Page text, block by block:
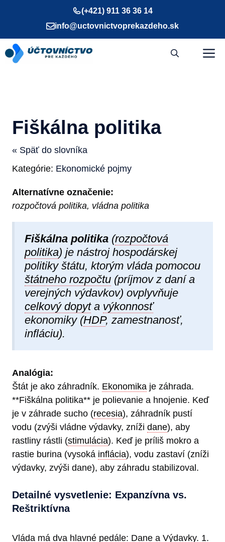
(+421) 911 36 36 14
info@uctovnictvoprekazdeho.sk
Fiškálna politika
« Späť do slovníka
Kategórie: Ekonomické pojmy
Alternatívne označenie:
rozpočtová politika, vládna politika
Fiškálna politika (rozpočtová
politika) je nástroj hospodárskej
politiky štátu, ktorým vláda pomocou
štátneho rozpočtu (príjmov z daní a
verejných výdavkov) ovplyvňuje
celkový dopyta výkonnosť
ekonomiky (HDP, zamestnanosť,
infláciu).
Analógia:
Štát je ako záhradník. Ekonomika je záhrada.
**Fiškálna politika** je polievanie a hnojenie. Keď
je v záhrade sucho (recesia), záhradník pustí
vodu (zvýši vládne výdavky, zníži dane), aby
rastliny rástli (stimulácia). Keď je príliš mokro a
rastie burina (vysoká inflácia), vodu zastaví (zníži
výdavky, zvýši dane), aby záhradu stabilizoval.
Detailné vysvetlenie: Expanzívna vs.
Reštriktívna
Vláda má dva hlavné pedále: Dane a Výdavky. 1.